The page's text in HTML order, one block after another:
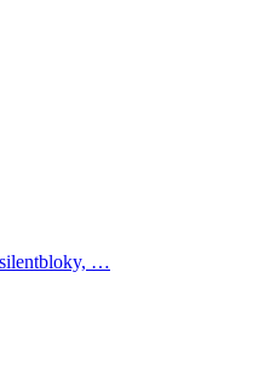
silentbloky, …